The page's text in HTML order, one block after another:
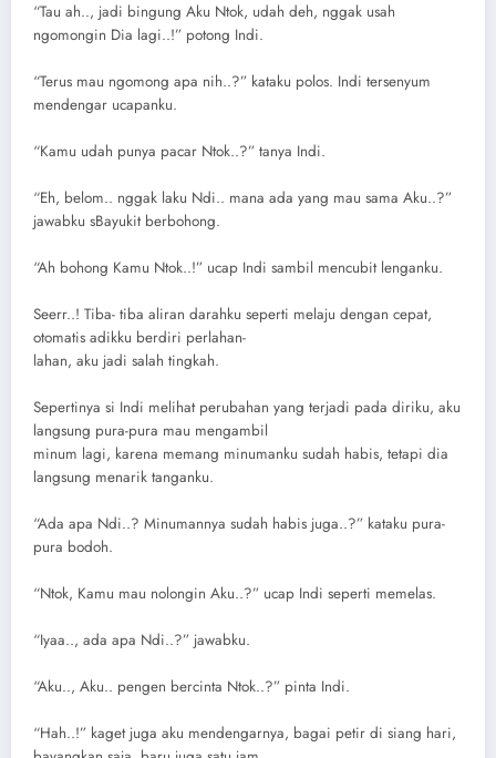
“Tau ah.., jadi bingung Aku Ntok, udah deh, nggak usah
ngomongin Dia lagi..!” potong Indi.
“Terus mau ngomong apa nih..?” kataku polos. Indi tersenyum
mendengar ucapanku.
“Kamu udah punya pacar Ntok..?” tanya Indi.
“Eh, belom.. nggak laku Ndi.. mana ada yang mau sama Aku..?”
jawabku sBayukit berbohong.
“Ah bohong Kamu Ntok..!” ucap Indi sambil mencubit lenganku.
Seerr..! Tiba- tiba aliran darahku seperti melaju dengan cepat,
otomatis adikku berdiri perlahan-
lahan, aku jadi salah tingkah.
Sepertinya si Indi melihat perubahan yang terjadi pada diriku, aku
langsung pura-pura mau mengambil
minum lagi, karena memang minumanku sudah habis, tetapi dia
langsung menarik tanganku.
“Ada apa Ndi..? Minumannya sudah habis juga..?” kataku pura-
pura bodoh.
“Ntok, Kamu mau nolongin Aku..?” ucap Indi seperti memelas.
“Iyaa.., ada apa Ndi..?” jawabku.
“Aku.., Aku.. pengen bercinta Ntok..?” pinta Indi.
“Hah..!” kaget juga aku mendengarnya, bagai petir di siang hari,